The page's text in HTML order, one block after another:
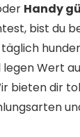
Handy
bist du
legen Wert
bieten dir